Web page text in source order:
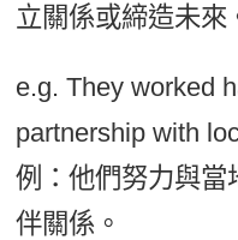
立關係或締造未來
e.g. They worked
partnership with
例：他們努力與當
伴關係。